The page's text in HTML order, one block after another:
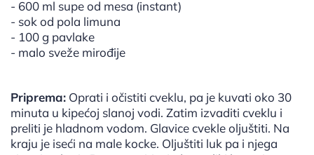
- 600 ml supe od mesa (instant)
- sok od pola limuna
- 100 g pavlake
- malo sveže mirođije
Priprema: Oprati i očistiti cveklu, pa je kuvati oko 30
minuta u kipećoj slanoj vodi. Zatim izvaditi cveklu i
preliti je hladnom vodom. Glavice cvekle oljuštiti. Na
kraju je iseći na male kocke. Oljuštiti luk pa i njega